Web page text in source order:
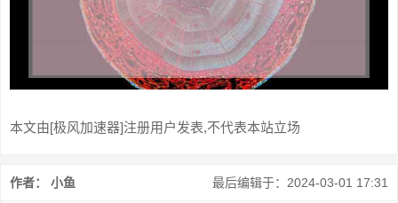
本文由[极风加速器]注册用户发表,不代表本站立场
最后编辑于：2024-03-01 17:31
作者： 小鱼